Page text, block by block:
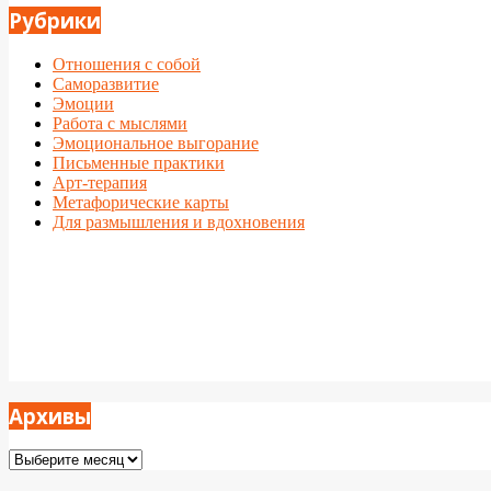
Рубрики
Отношения с собой
Саморазвитие
Эмоции
Работа с мыслями
Эмоциональное выгорание
Письменные практики
Арт-терапия
Метафорические карты
Для размышления и вдохновения
Архивы
Архивы